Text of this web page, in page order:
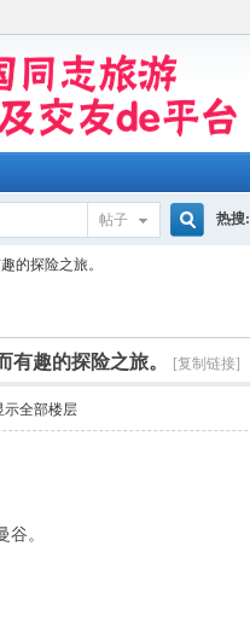
帖子
索
热搜:
的探险之旅。
趣的探险之旅。 [复制链接]
示全部楼层
谷。